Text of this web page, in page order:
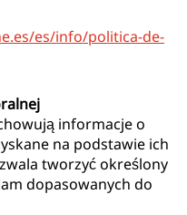
es/info/politica-de-
informacje o
na podstawie ich
tworzyć określony
dopasowanych do